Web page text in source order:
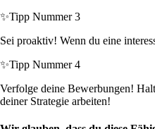
✨Tipp Nummer 3
Sei proaktiv! Wenn du eine
✨Tipp Nummer 4
Verfolge deine Bewerbungen!
deiner Strategie arbeiten!